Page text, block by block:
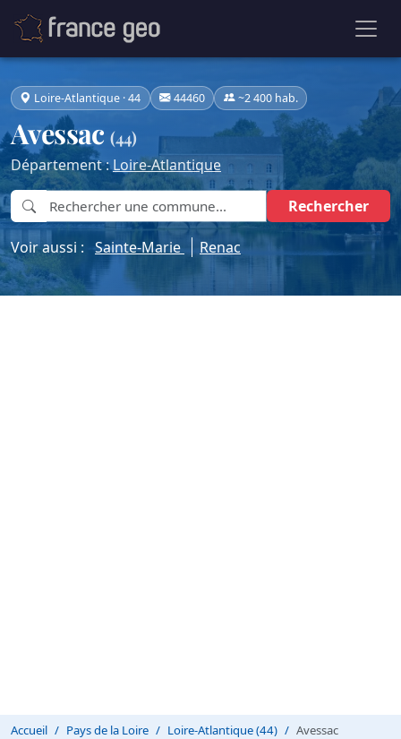
Loire-Atlantique · 44 44460 ~2 400 hab.
Avessac(44)
Département :Loire-Atlantique
Rechercher
Voir aussi :Sainte-Marie Renac
Accueil Pays de la Loire Loire-Atlantique (44) Avessac